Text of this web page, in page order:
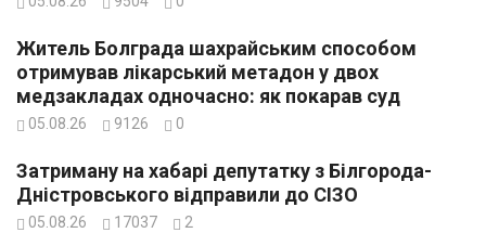
Житель Болграда шахрайським способом
отримував лікарський метадон у двох
медзакладах одночасно: як покарав суд
05.08.26 9126 0
Затриману на хабарі депутатку з Білгорода-
Дністровського відправили до СІЗО
05.08.26 17037 2